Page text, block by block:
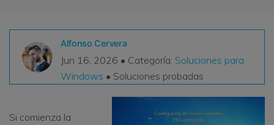
Otros Productos
UBackit - Respaldar Datos
Alfonso Cervera
Jun 16, 2026 • Categoría: Soluciones para
Windows • Soluciones probadas
Si comienza la